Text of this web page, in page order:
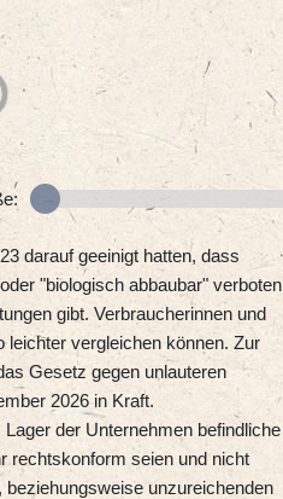
darauf geeinigt hatten, dass
"biologisch abbaubar" verboten
gibt. Verbraucherinnen und
leichter vergleichen können. Zur
Gesetz gegen unlauteren
2026 in Kraft.
der Unternehmen befindliche
rechtskonform seien und nicht
unzureichenden